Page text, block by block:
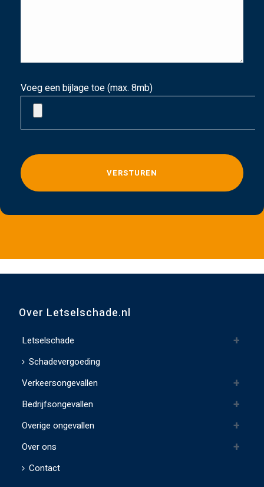
Voeg een bijlage toe (max. 8mb)
G
e
l
e
d
v
l
e
e
t
e
l
Over Letselschade.nl
Letselschade
Schadevergoeding
Verkeersongevallen
Bedrijfsongevallen
Overige ongevallen
Over ons
Contact